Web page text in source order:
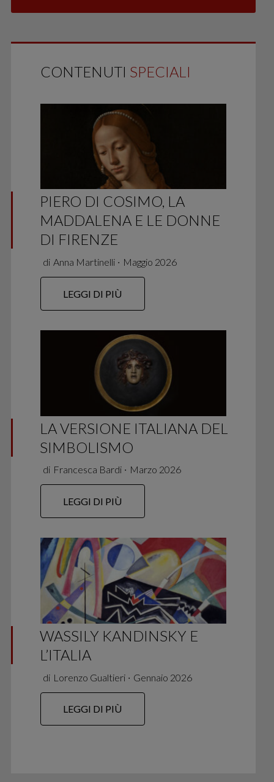
CONTENUTI SPECIALI
PIERO DI COSIMO, LA
MADDALENA E LE DONNE
DI FIRENZE
di Anna Martinelli ∙ Maggio 2026
LEGGI DI PIÙ
LA VERSIONE ITALIANA DEL
SIMBOLISMO
di Francesca Bardi ∙ Marzo 2026
LEGGI DI PIÙ
WASSILY KANDINSKY E
L’ITALIA
di Lorenzo Gualtieri ∙ Gennaio 2026
LEGGI DI PIÙ